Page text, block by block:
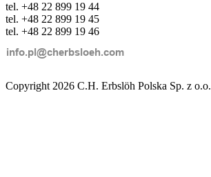
tel. +48 22 899 19 44
tel. +48 22 899 19 45
tel. +48 22 899 19 46
Copyright 2026 C.H. Erbslöh Polska Sp. z o.o.